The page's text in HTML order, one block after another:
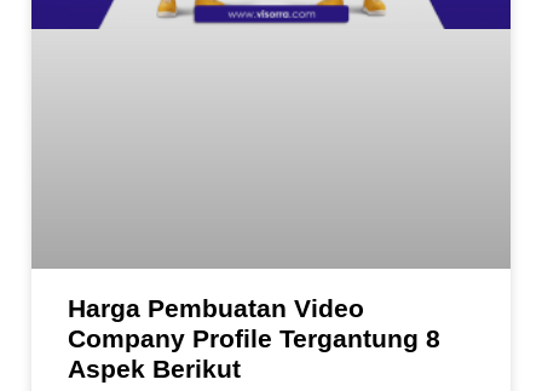
Harga Pembuatan Video
Company Profile Tergantung 8
Aspek Berikut